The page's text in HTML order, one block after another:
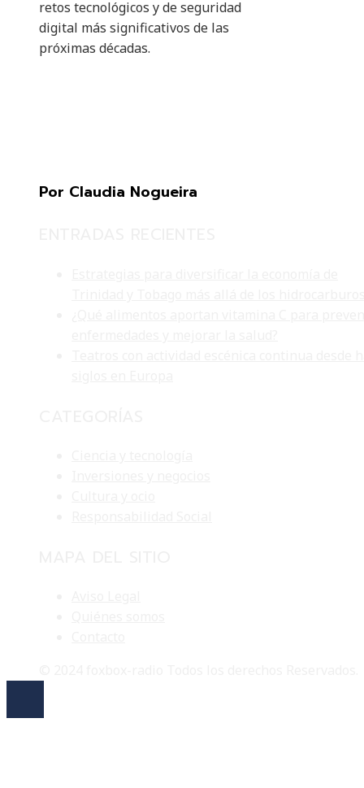
retos tecnológicos y de seguridad
digital más significativos de las
próximas décadas.
Por Claudia Nogueira